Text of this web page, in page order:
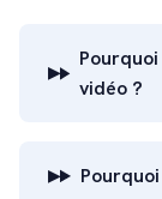
vidéo ?